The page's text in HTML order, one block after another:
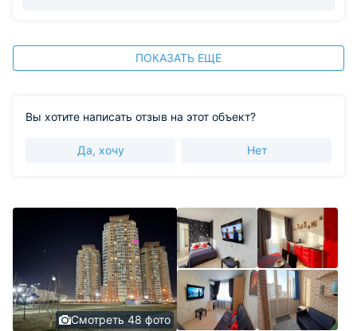
ПОКАЗАТЬ ЕЩЕ
Вы хотите написать отзыв на этот объект?
Да, хочу Нет
Смотреть 48 фото